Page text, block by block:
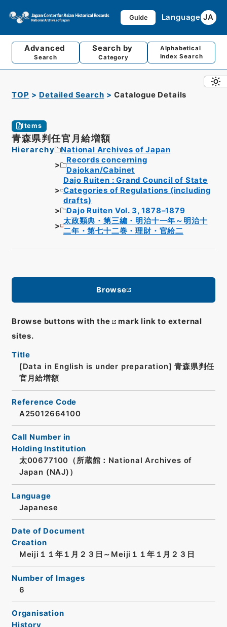
Guide Language JA
Advanced
Search
Search by
Category
Alphabetical
Index Search
TOP Detailed Search Catalogue Details
Items
青森県判任官月給増額
Hierarchy
National Archives of Japan
Records concerning
Dajokan/Cabinet
Dajo Ruiten : Grand Council of State
Categories of Regulations (including
drafts)
Dajo Ruiten Vol. 3, 1878–1879
太政類典・第三編・明治十一年～明治十
二年・第七十二巻・理財・官給二
Browse
Browse buttons with the
mark link to external
sites.
Title
[Data in English is under preparation] 青森県判任
官月給増額
Reference Code
A25012664100
Call Number in
Holding Institution
太00677100（所蔵館：National Archives of
Japan (NAJ)）
Language
Japanese
Date of Document
Creation
Meiji１１年１月２３日～Meiji１１年１月２３日
Number of Images
6
Organisation